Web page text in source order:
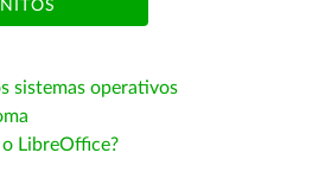
sistemas operativos
LibreOffice?